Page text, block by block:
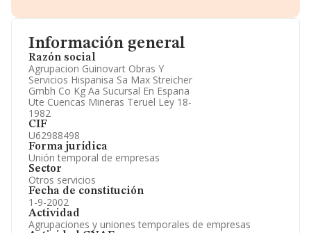
Información general
Razón social
Agrupacion Guinovart Obras Y
Servicios Hispanisa Sa Max Streicher
Gmbh Co Kg Aa Sucursal En Espana
Ute Cuencas Mineras Teruel Ley 18-
1982
CIF
U62988498
Forma jurídica
Unión temporal de empresas
Sector
Otros servicios
Fecha de constitución
1-9-2002
Actividad
Agrupaciones y uniones temporales de empresas
Gráficos de Evolución Ventas y Empleados.
Consejo de Administración y Administradores.
Directivos y Ejecutivos.
Accionistas.
Participaciones y Vinculaciones en otras empresas.
Artículos de prensa publicados sobre la empresa.
Información oficial y registral complementaria.